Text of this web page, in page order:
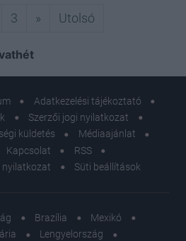
3 »Következő
UtolsóUtolsó
Adatkezelési tájékoztató
Szerzői jogi nyilatkozat
küldetés
Médiaajánlat
Kapcsolat
RSS
nyilatkozat
Süti beállítások
Brazília
Mexikó
Lengyelország